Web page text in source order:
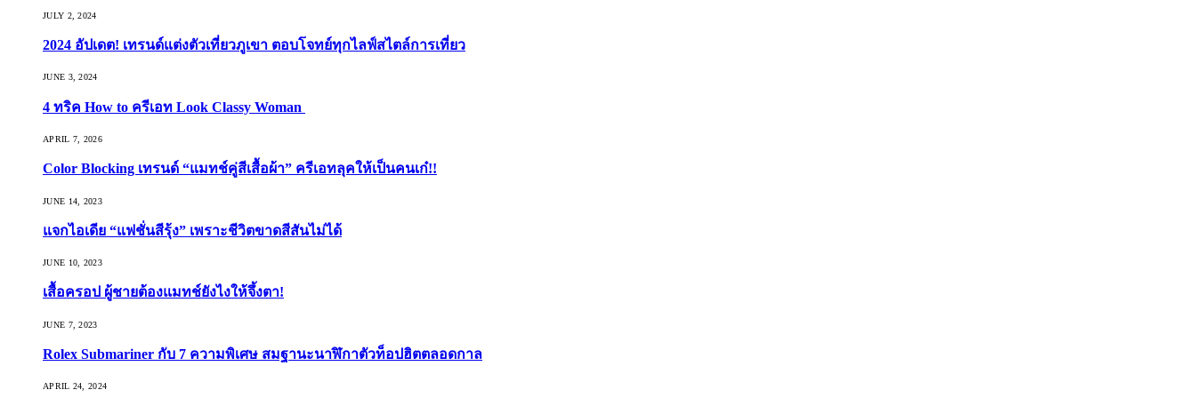
JULY 2, 2024
2024 อัปเดต! เทรนด์แต่งตัวเที่ยวภูเขา ตอบโจทย์ทุกไลฟ์สไตล์การเที่ยว
JUNE 3, 2024
4 ทริค How to ครีเอท Look Classy Woman
APRIL 7, 2026
Color Blocking เทรนด์ “แมทช์คู่สีเสื้อผ้า” ครีเอทลุคให้เป็นคนเก๋!!
JUNE 14, 2023
แจกไอเดีย “แฟชั่นสีรุ้ง” เพราะชีวิตขาดสีสันไม่ได้
JUNE 10, 2023
เสื้อครอป ผู้ชายต้องแมทช์ยังไงให้จึ้งตา!
JUNE 7, 2023
Rolex Submariner กับ 7 ความพิเศษ สมฐานะนาฬิกาตัวท็อปฮิตตลอดกาล
APRIL 24, 2024